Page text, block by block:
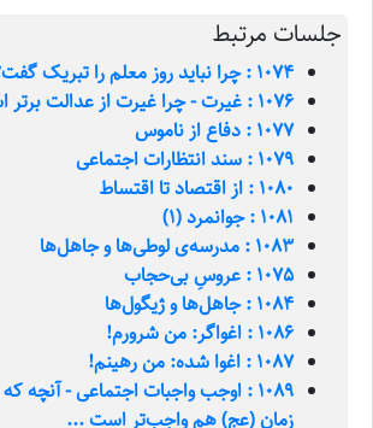
جلسات مرتبط
1074 : چرا نباید روز معلم را تبریک گفت؟
1076 : غیرت - چرا غیرت از عدالت برتر است؟
1077 : دفاع از ناموس
1079 : سند انتظارات اجتماعی
1080 : از اقتصاد تا اقتساط
1081 : جوانمرد (1)
1083 : مدرسه‌ی لوطی‌ها و جاهل‌ها
1075 : عروسِ بی‌حجاب
1084 : جاهل‌ها و ژیگول‌ها
1086 : اغواگر: من شرورم!
1087 : اغوا شده: من رهینم!
1089 : اوجب واجبات اجتماعی - آنچه
زمان (عج) هم واجب‌تر است ...